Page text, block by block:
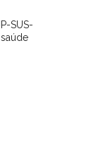
SUS-